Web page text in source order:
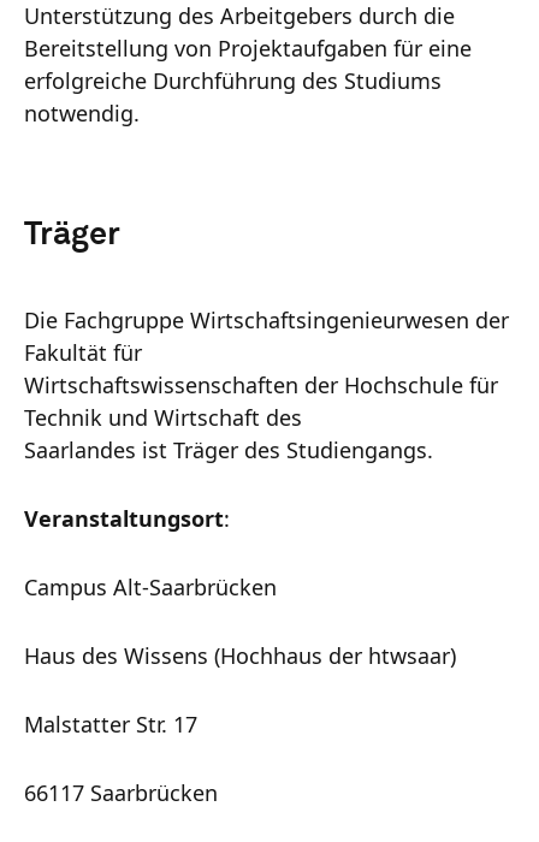
Unterstützung des Arbeitgebers durch die
Bereitstellung von Projektaufgaben für eine
erfolgreiche Durchführung des Studiums
notwendig.
Träger
Die Fachgruppe Wirtschaftsingenieurwesen der
Fakultät für
Wirtschaftswissenschaften der Hochschule für
Technik und Wirtschaft des
Saarlandes ist Träger des Studiengangs.
Veranstaltungsort:
Campus Alt-Saarbrücken
Haus des Wissens (Hochhaus der htwsaar)
Malstatter Str. 17
66117 Saarbrücken